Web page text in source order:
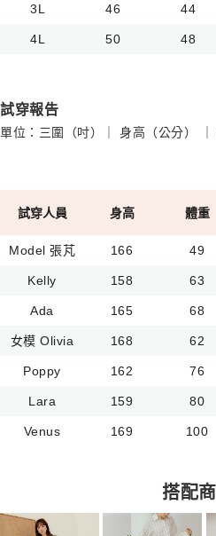
3L 46 44
4L 50 48
試穿報告
單位：三圍（吋）｜ 身高（公分） ｜
試穿人員 身高 體重
Model 張芃 166 49
Kelly 158 63
Ada 165 68
女模 Olivia 168 62
Poppy 162 76
Lara 159 80
Venus 169 100
搭配